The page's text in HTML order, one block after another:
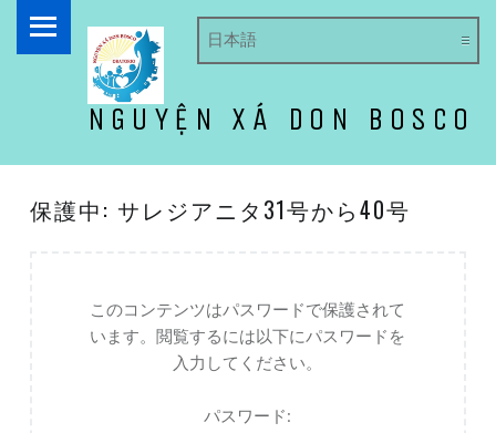
NGUYỆN XÁ DON BOSCO
保護中: サレジアニタ31号から40号
このコンテンツはパスワードで保護されて
います。閲覧するには以下にパスワードを
入力してください。
パスワード: